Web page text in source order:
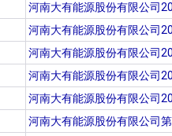
河南大有能源股份有限公司
河南大有能源股份有限公司
河南大有能源股份有限公司
河南大有能源股份有限公司
河南大有能源股份有限公司
河南大有能源股份有限公司